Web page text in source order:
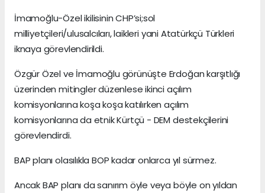
İmamoğlu-Özel ikilisinin CHP’si;sol
milliyetçileri/ulusalcıları, laikleri yani Atatürkçü Türkleri
iknaya görevlendirildi.
Özgür Özel ve İmamoğlu görünüşte Erdoğan karşıtlığı
üzerinden mitingler düzenlese ikinci açılım
komisyonlarına koşa koşa katılırken açılım
komisyonlarına da etnik Kürtçü - DEM destekçilerini
görevlendirdi.
BAP planı olasılıkla BOP kadar onlarca yıl sürmez.
Ancak BAP planı da sanırım öyle veya böyle on yıldan